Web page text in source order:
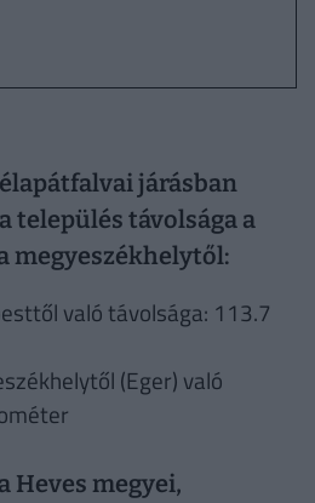
járásban
település távolsága a
megyeszékhelytől:
való távolsága: 113.7
(Eger) való
Heves megyei,